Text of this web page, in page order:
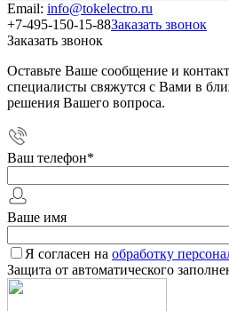
Email: info@tokelectro.ru
+7-495-150-15-88Заказать звонок
Заказать звонок
Оставьте Ваше сообщение и
специалисты свяжутся с Вами в
решения Вашего вопроса.
Ваш телефон*
Ваше имя
Я согласен на обработку
Защита от автоматического